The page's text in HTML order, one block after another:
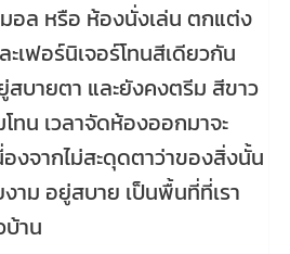
อล หรือ ห้องนั่งเล่น ตกแต่ง
เฟอร์นิเจอร์โทนสีเดียวกัน
บายตา และยังคงตรีม สีขาว
ทน เวลาจัดห้องออกมาจะ
องจากไม่สะดุดตาว่าของสิ่งนั้น
งาม อยู่สบาย เป็นพื้นที่ที่เรา
าน